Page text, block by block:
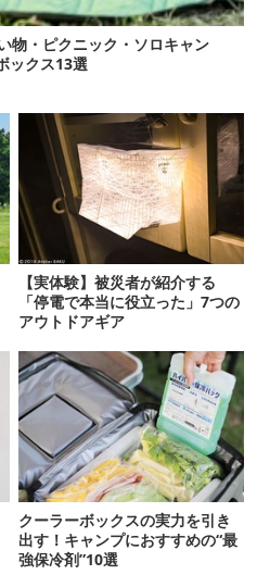
物・ピクニック・ソロキャン
ックス13選
【実体験】被災者が紹介する
「停電で本当に役立った」7つの
アウトドアギア
クーラーボックスの実力を引き
出す！キャンプにおすすめの“最
強保冷剤”10選